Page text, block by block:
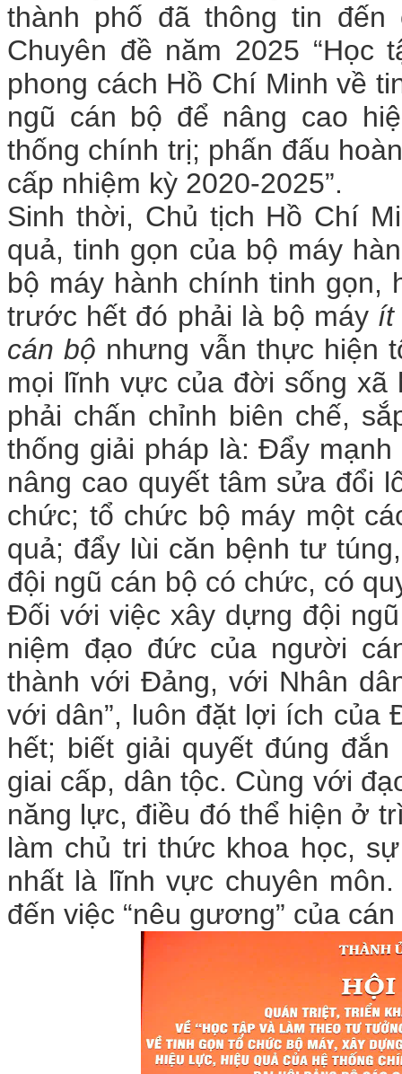
thành phố đã thông tin
Chuyên đề năm 2025
phong cách Hồ Chí Minh về
ngũ cán bộ để nâng cao
thống chính trị; phấn đấu
cấp nhiệm kỳ 2020-2025”.
Sinh thời, Chủ tịch Hồ Chí
quả, tinh gọn của bộ máy
bộ máy hành chính tinh gọn,
trước hết đó phải là bộ máy ít
cán bộ nhưng vẫn thực hiện
mọi lĩnh vực của đời sống
phải chấn chỉnh biên chế,
thống giải pháp là: Đẩy
nâng cao quyết tâm sửa đổi
chức; tổ chức bộ máy một
quả; đẩy lùi căn bệnh tư
đội ngũ cán bộ có chức, có
Đối với việc xây dựng đội
niệm đạo đức của người
thành với Đảng, với Nhân
với dân”, luôn đặt lợi ích của
hết; biết giải quyết đúng
giai cấp, dân tộc. Cùng với
năng lực, điều đó thể hiện ở
làm chủ tri thức khoa học,
nhất là lĩnh vực chuyên
đến việc “nêu gương” của